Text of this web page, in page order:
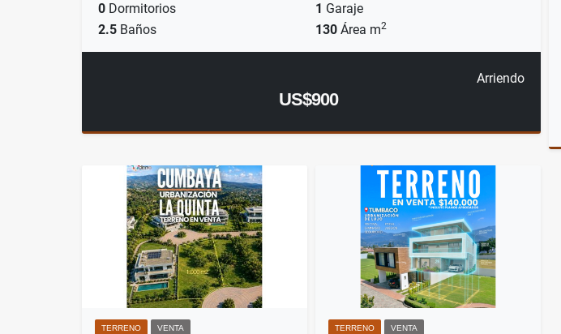
0 Dormitorios 1 Garaje
2.5 Baños 130 Área m2
Arriendo
US$900
TERRENO VENTA TERRENO VENTA